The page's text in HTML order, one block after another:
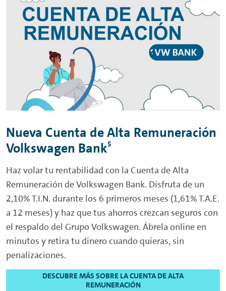
Nueva Cuenta de Alta Remuneración
Volkswagen Bank5
Haz volar tu rentabilidad con la Cuenta de Alta
Remuneración de Volkswagen Bank. Disfruta de un
2,10% T.I.N. durante los 6 primeros meses (1,61% T.A.E.
a 12 meses) y haz que tus ahorros crezcan seguros con
el respaldo del Grupo Volkswagen. Ábrela onlineen
minutos y retira tu dinero cuando quieras, sin
penalizaciones.
DESCUBRE MÁS SOBRE LA CUENTA DE ALTA
REMUNERACIÓN